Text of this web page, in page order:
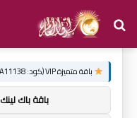
بحث
عن
توصيات :
باقة متميزة VIP (كود: AA11138):
باقة باك لينك